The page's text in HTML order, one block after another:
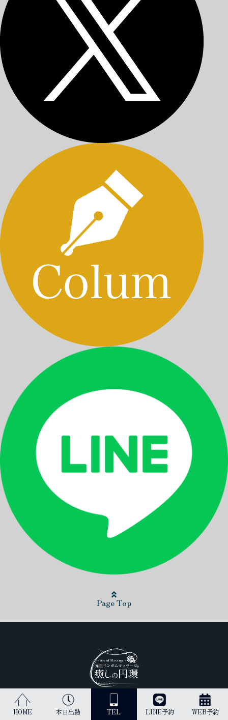
HOME 本日出勤 TEL LINE予約 WEB予約
Page Top
日本最高峰のリンガムマッサージ（男性器への丁寧なマッサージ）を